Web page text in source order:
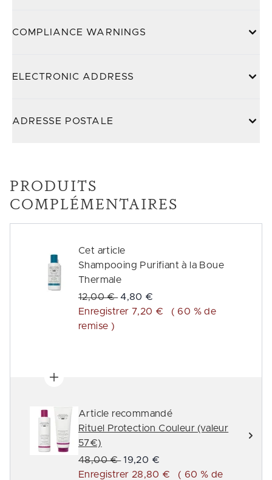
COMPLIANCE WARNINGS
ELECTRONIC ADDRESS
ADRESSE POSTALE
PRODUITS
COMPLÉMENTAIRES
Cet article
Shampooing Purifiant à la Boue
Thermale
Prix de vente :
12,00 € Prix ​​actuel :
4,80 €
Enregistrer 7,20 €
( 60 % de
remise )
Article recommandé
Rituel Protection Couleur (valeur
57€)
Prix de vente :
48,00 € Prix ​​actuel :
19,20 €
Enregistrer 28,80 €
( 60 % de